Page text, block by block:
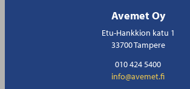
Avemet Oy
Etu-Hankkion katu 1
33700 Tampere
010 424 5400
info@avemet.fi